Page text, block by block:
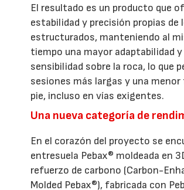
El resultado es un producto que
estabilidad y precisión propias de
estructurados, manteniendo al
tiempo una mayor adaptabilidad y
sensibilidad sobre la roca, lo que
sesiones más largas y una
pie, incluso en vías exigentes.
Una nueva categoría de
En el corazón del proyecto se
entresuela Pebax® moldeada en
refuerzo de carbono (Carbon-
Molded Pebax®), fabricada con